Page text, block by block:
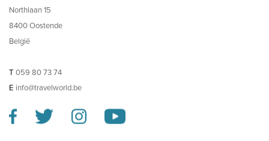
Northlaan 15
8400 Oostende
België
T 059 80 73 74
E info@travelworld.be